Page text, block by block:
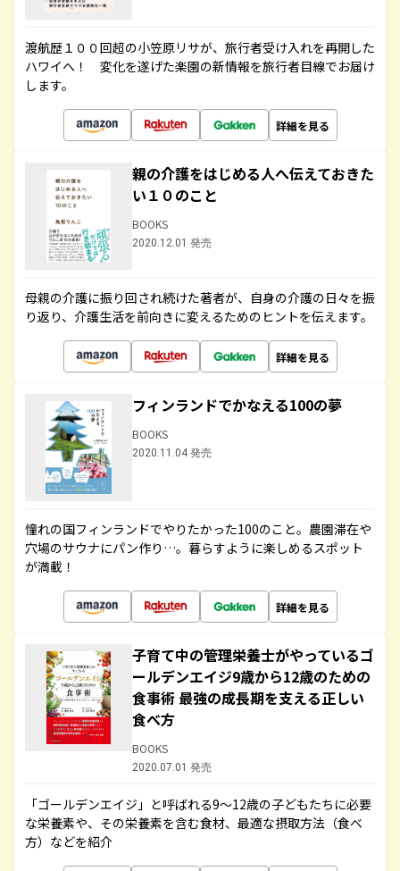
渡航歴１００回超の小笠原リサが、旅行者受け入れを再開した
ハワイへ！ 変化を遂げた楽園の新情報を旅行者目線でお届け
します。
詳細を見る
親の介護をはじめる人へ伝えておきた
い１０のこと
BOOKS
2020.12.01 発売
母親の介護に振り回され続けた著者が、自身の介護の日々を振
り返り、介護生活を前向きに変えるためのヒントを伝えます。
詳細を見る
フィンランドでかなえる100の夢
BOOKS
2020.11.04 発売
憧れの国フィンランドでやりたかった100のこと。農園滞在や
穴場のサウナにパン作り…。暮らすように楽しめるスポット
が満載！
詳細を見る
子育て中の管理栄養士がやっているゴ
ールデンエイジ9歳から12歳のための
食事術 最強の成長期を支える正しい
食べ方
BOOKS
2020.07.01 発売
「ゴールデンエイジ」と呼ばれる9～12歳の子どもたちに必要
な栄養素や、その栄養素を含む食材、最適な摂取方法（食べ
方）などを紹介